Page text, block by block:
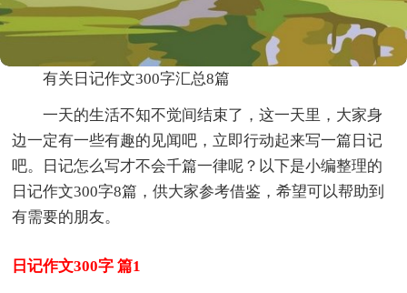
有关日记作文300字汇总8篇
一天的生活不知不觉间结束了，这一天里，大家身
边一定有一些有趣的见闻吧，立即行动起来写一篇日记
吧。日记怎么写才不会千篇一律呢？以下是小编整理的
日记作文300字8篇，供大家参考借鉴，希望可以帮助到
有需要的朋友。
日记作文300字 篇1